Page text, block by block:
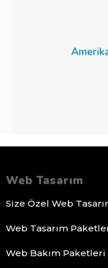
Web Tasarım
Size Özel Web
Web Tasarım
Web Bakım Paketleri